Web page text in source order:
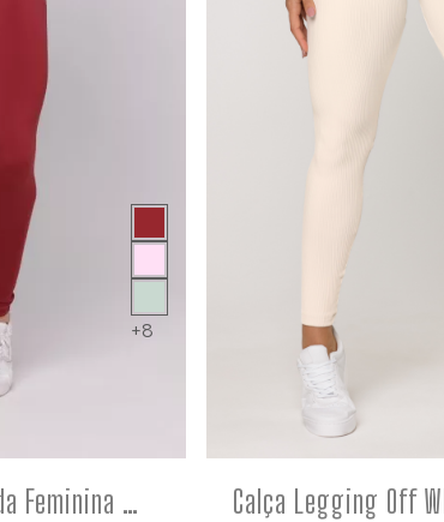
+8
Calça Legging Poliamida Feminina Básica Vinho Ruggine
COMPRE